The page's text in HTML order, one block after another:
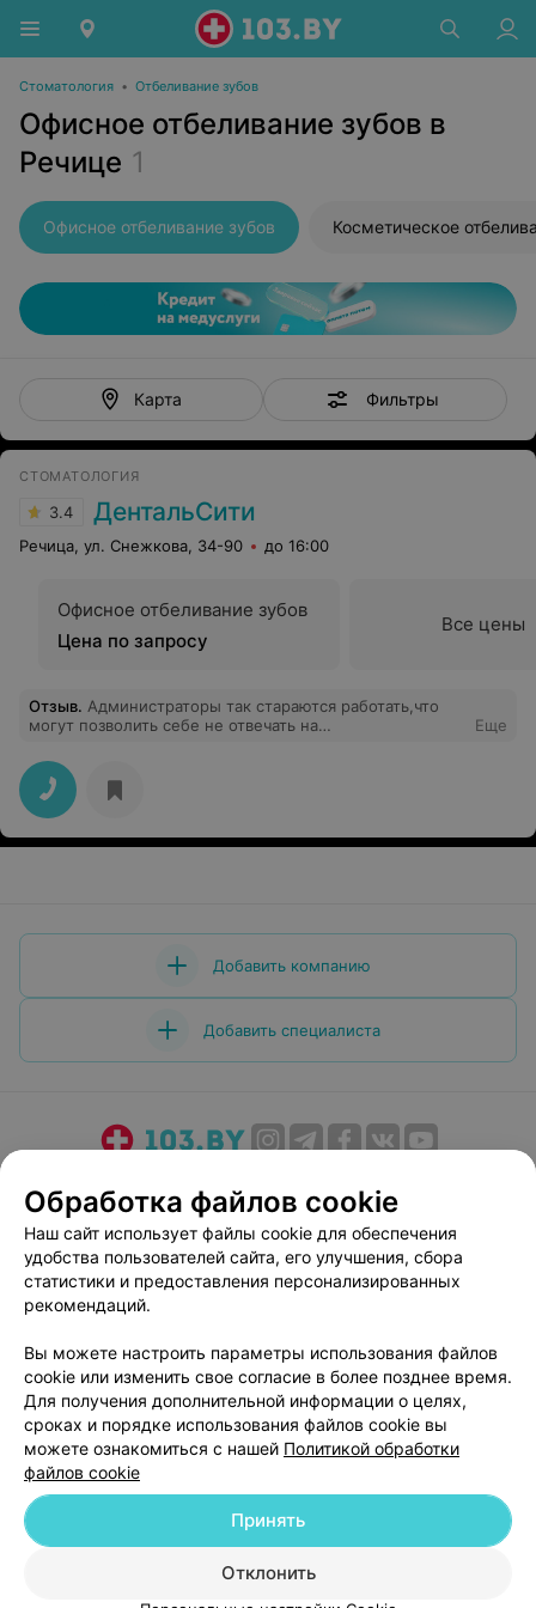
Стоматология • Отбеливание зубов
Офисное отбеливание зубов в
Речице 1
Офисное отбеливание зубов
Карта Фильтры
СТОМАТОЛОГИЯ
3.4 ДентальСити
Речица, ул. Снежкова, 34-90 до 16:00
Офисное отбеливание зубов
Цена по запросу
Все цены
Отзыв. Администраторы так стараются работать,что
могут позволить себе не отвечать на
стоят
Еще
Добавить компанию
Добавить специалиста
Медицинский маркетинг
Публичный договор
Пользовательское соглашение
Способы оплаты
Вакансии
Партнеры
Написать руководителю 103.by
Персональные настройки cookie
Обработка персональных данных
© 2026 ООО «Артокс Лаб», УНП 191700409| 220012, Республика Беларусь,
г. Минск, улица Толбухина, 2, пом. 16 | help@103.by
Обработка файлов cookie
Наш сайт использует файлы cookie для обеспечения
удобства пользователей сайта, его улучшения, сбора
статистики и предоставления персонализированных
рекомендаций.
Вы можете настроить параметры использования файлов
cookie или изменить свое согласие в более позднее время.
Для получения дополнительной информации о целях,
сроках и порядке использования файлов cookie вы
можете ознакомиться с нашей Политикой обработки
файлов cookie
Отклонить
Принять